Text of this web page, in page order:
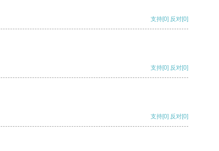
支持[0] 反对[0]
支持[0] 反对[0]
支持[0] 反对[0]